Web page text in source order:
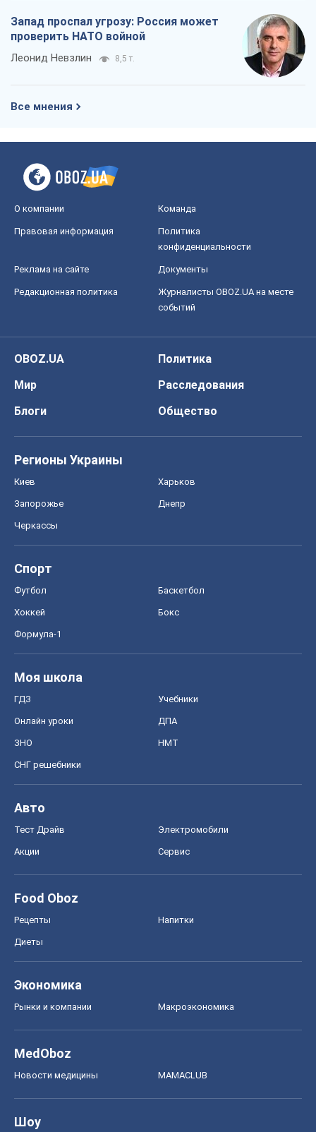
Запад проспал угрозу: Россия может
проверить НАТО войной
Леонид Невзлин 8,5 т.
Все мнения
О компании Команда
Правовая информация
Политика
конфиденциальности
Реклама на сайте Документы
Редакционная политика
Журналисты OBOZ.UA на месте
событий
OBOZ.UA
Политика
Мир
Расследования
Блоги
Общество
Регионы Украины
Киев Харьков
Запорожье Днепр
Черкассы
Спорт
Футбол Баскетбол
Хоккей Бокс
Формула-1
Моя школа
ГДЗ Учебники
Онлайн уроки ДПА
ЗНО НМТ
СНГ решебники
Авто
Тест Драйв Электромобили
Акции Сервис
Food Oboz
Рецепты Напитки
Диеты
Экономика
Рынки и компании Mакроэкономика
MedOboz
Новости медицины MAMACLUB
Шоу